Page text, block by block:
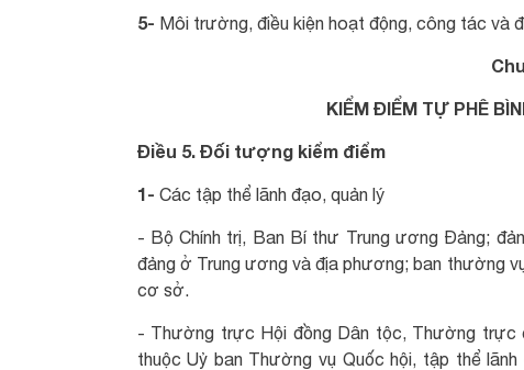
5- Môi trường, điều kiện hoạt động, công tác và
KIỂM ĐIỂM TỰ PHÊ
Điều 5. Đối tượng kiểm điểm
1- Các tập thể lãnh đạo, quản lý
- Bộ Chính trị, Ban Bí thư Trung ương Đảng;
đảng ở Trung ương và địa phương; ban thường
cơ sở.
- Thường trực Hội đồng Dân tộc, Thường trực
thuộc Uỷ ban Thường vụ Quốc hội, tập thể